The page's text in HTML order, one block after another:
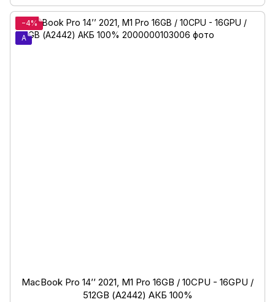
−4%
A
MacBook Pro 14’’ 2021, M1 Pro 16GB / 10CPU - 16GPU /
512GB (А2442) АКБ 100%